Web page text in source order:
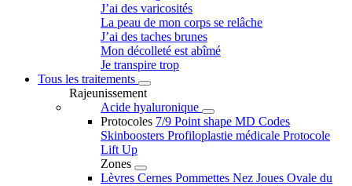
J’ai des varicosités
La peau de mon corps se relâche
J’ai des taches brunes
Mon décolleté est abîmé
Je transpire trop
Tous les traitements
Rajeunissement
Acide hyaluronique
Protocoles 7/9 Point shape MD Codes
Skinboosters Profiloplastie médicale Protocole
Lift Up
Zones
Lèvres Cernes Pommettes Nez Joues Ovale du